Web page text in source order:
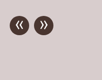
Post
navigation
« »